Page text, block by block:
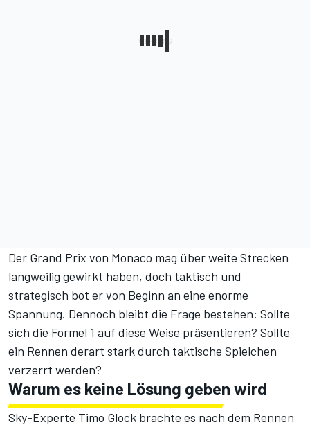
Der Grand Prix von Monaco mag über weite Strecken
langweilig gewirkt haben, doch taktisch und
strategisch bot er von Beginn an eine enorme
Spannung. Dennoch bleibt die Frage bestehen: Sollte
sich die Formel 1 auf diese Weise präsentieren? Sollte
ein Rennen derart stark durch taktische Spielchen
verzerrt werden?
Warum es keine Lösung geben wird
Sky-Experte Timo Glock brachte es nach dem Rennen